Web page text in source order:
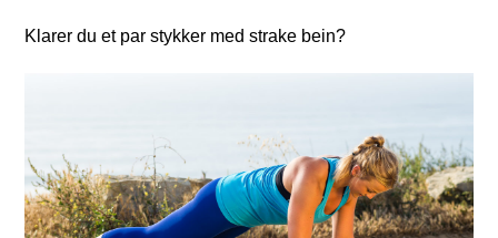
Klarer du et par stykker med strake bein?